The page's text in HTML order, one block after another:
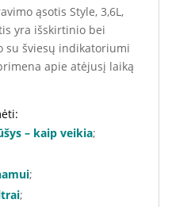
ąsotis Style, 3,6L,
yra išskirtinio bei
su šviesų indikatoriumi
apie atėjusį laiką
– kaip veikia;
;
;